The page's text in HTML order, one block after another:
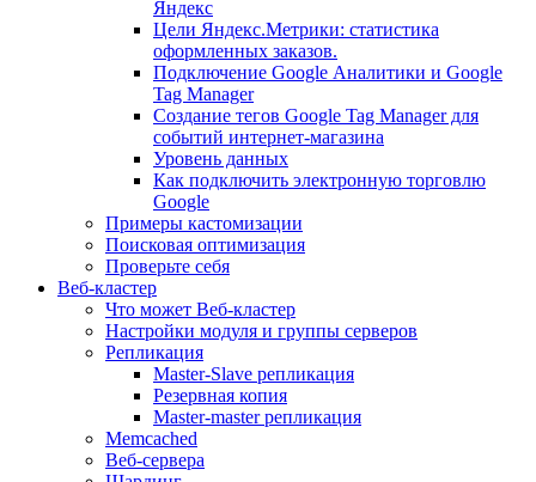
Яндекс
Цели Яндекс.Метрики: статистика
оформленных заказов.
Подключение Google Аналитики и Google
Tag Manager
Создание тегов Google Tag Manager для
событий интернет-магазина
Уровень данных
Как подключить электронную торговлю
Google
Примеры кастомизации
Поисковая оптимизация
Проверьте себя
Веб-кластер
Что может Веб-кластер
Настройки модуля и группы серверов
Репликация
Master-Slave репликация
Резервная копия
Master-master репликация
Memcached
Веб-сервера